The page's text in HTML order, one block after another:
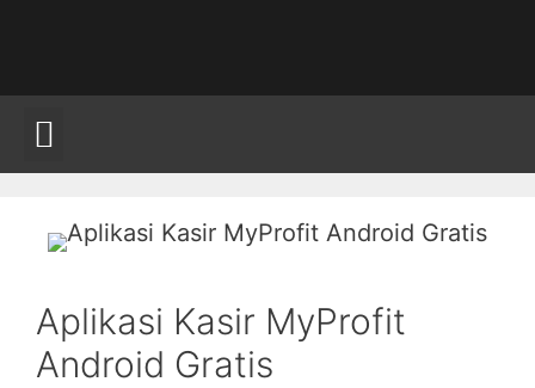
Aplikasi Kasir MyProfit
Android Gratis